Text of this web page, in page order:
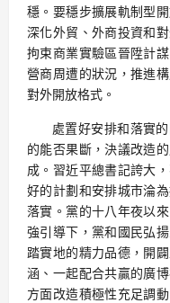
穩。要穩步擴展軌制型
深化外貿、外商投資和
拘束商業實驗區晉陞計
營商周遭的狀況，推進
對外開放格式。
處置好安排和落實
的能否果斷，決議改造
成。習近平總書記誇大
好的計劃和安排城市淪
落實。黨的十八年夜以
強引導下，黨和國民弘
踏實地的精力品德，開
涵、一起配合共贏的廣
方面改造積極性充足調